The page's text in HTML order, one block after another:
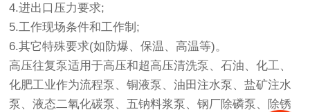
4.进出口压力要求;
5.工作现场条件和工作制;
6.其它特殊要求(如防爆、保温、高温等)。
高压往复泵适用于高压和超高压清洗泵、石油、化工、
化肥工业作为流程泵、铜液泵、油田注水泵、盐矿注水
泵、液态二氧化碳泵、五钠料浆泵、钢厂除磷泵、除锈